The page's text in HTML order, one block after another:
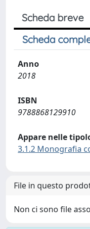
Scheda breve
Scheda
Anno
2018
ISBN
9788868129910
Appare nelle
3.1.2 Monografia
File in questo
Non ci sono file